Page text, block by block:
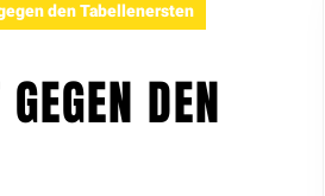
den Tabellenersten
DEN